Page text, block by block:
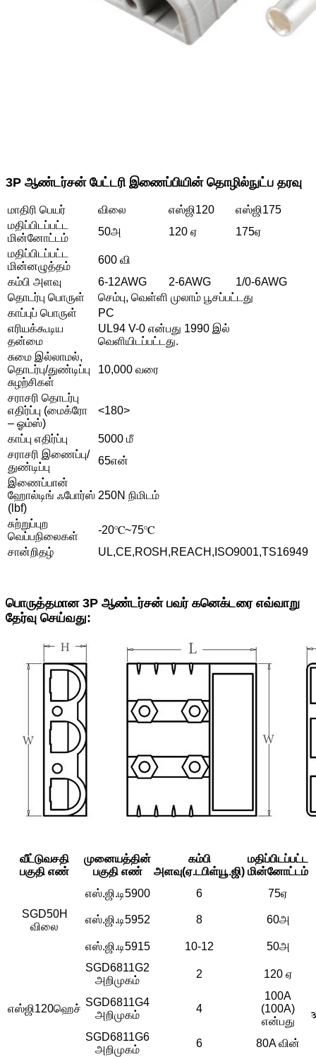
3P ஆண்டர்சன் பேட்டரி இணைப்பியின் தொழில்நுட்ப தரவு
மாதிரி பெயர் விலை எஸ்ஜி120
எஸ்ஜி175
மதிப்பிடப்பட்ட
மின்னோட்டம்
50அ 120 ஏ
175ஏ
மதிப்பிடப்பட்ட
மின்னழுத்தம்
600 வி
கம்பி அளவு
6-12AWG 2-6AWG
1/0-6AWG
தொடர்பு பொருள்
செம்பு, வெள்ளி முலாம் பூசப்பட்டது
காப்புப் பொருள்
PC
எரியக்கூடிய
தன்மை
UL94 V-0 என்பது 1990 இல்
வெளியிடப்பட்டது.
சுமை இல்லாமல்,
தொடர்பு/துண்டிப்பு
சுழற்சிகள்
10,000 வரை
சராசரி தொடர்பு
எதிர்ப்பு (மைக்ரோ
– ஓம்ஸ்)
<180>
காப்பு எதிர்ப்பு
5000 மீ
சராசரி இணைப்பு/
துண்டிப்பு
65என்
இணைப்பான்
ஹோல்டிங் ஃபோர்ஸ்
(lbf)
250N நிமிடம்
சுற்றுப்புற
வெப்பநிலைகள்
-20℃~75℃
சான்றிதழ்
UL,CE,ROSH,REACH,ISO9001,TS16949
பொருத்தமான 3P ஆண்டர்சன் பவர் கனெக்டரை எவ்வாறு
தேர்வு செய்வது:
வீட்டுவசதி
பகுதி எண்
முனையத்தின்
பகுதி எண்
கம்பி
அளவு(ஏ.டபிள்யூ.ஜி)
மதிப்பிடப்பட்ட
மின்னோட்டம்
SGD50H
விலை
எஸ்.ஜி.டி5900 6 75ஏ
எஸ்.ஜி.டி5952 8 60அ
எஸ்.ஜி.டி5915 10-12 50அ
எஸ்ஜி120ஹெச்
SGD6811G2
அறிமுகம்
2 120 ஏ
SGD6811G4
அறிமுகம்
4
100A
(100A)
என்பது
SGD6811G6
அறிமுகம்
6 80A வின்